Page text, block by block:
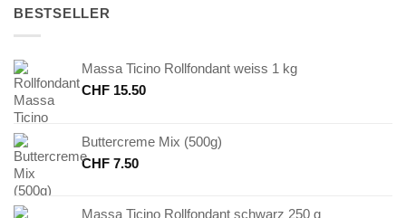
BESTSELLER
Massa Ticino Rollfondant weiss 1 kg
CHF 15.50
Buttercreme Mix (500g)
CHF 7.50
Massa Ticino Rollfondant schwarz 250 g